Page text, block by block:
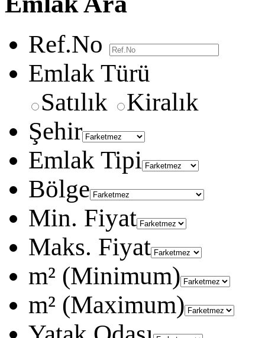
Ref.No
Emlak Türü
Satılık
Kiralık
Şehir
Emlak Tipi
Bölge
Min. Fiyat
Maks. Fiyat
m² (Minimum)
m² (Maximum)